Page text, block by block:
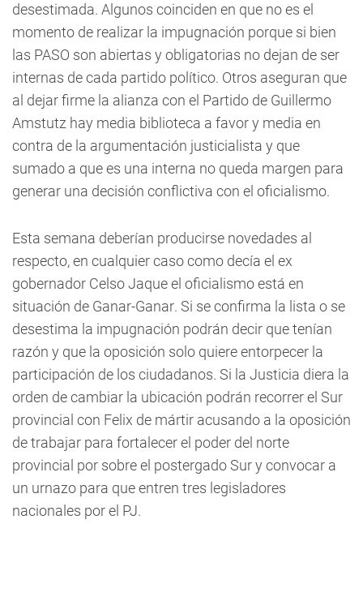
desestimada. Algunos coinciden en que no es el
momento de realizar la impugnación porque si bien
las PASO son abiertas y obligatorias no dejan de ser
internas de cada partido político. Otros aseguran que
al dejar firme la alianza con el Partido de Guillermo
Amstutz hay media biblioteca a favor y media en
contra de la argumentación justicialista y que
sumado a que es una interna no queda margen para
generar una decisión conflictiva con el oficialismo.
Esta semana deberían producirse novedades al
respecto, en cualquier caso como decía el ex
gobernador Celso Jaque el oficialismo está en
situación de Ganar-Ganar. Si se confirma la lista o se
desestima la impugnación podrán decir que tenían
razón y que la oposición solo quiere entorpecer la
participación de los ciudadanos. Si la Justicia diera la
orden de cambiar la ubicación podrán recorrer el Sur
provincial con Felix de mártir acusando a la oposición
de trabajar para fortalecer el poder del norte
provincial por sobre el postergado Sur y convocar a
un urnazo para que entren tres legisladores
nacionales por el PJ.